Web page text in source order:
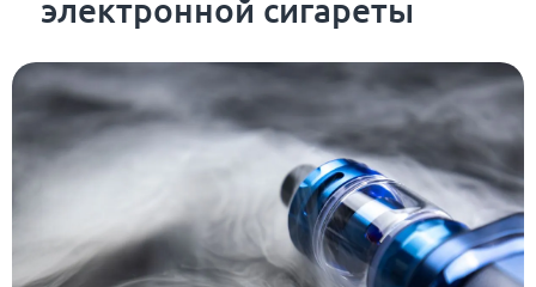
электронной сигареты